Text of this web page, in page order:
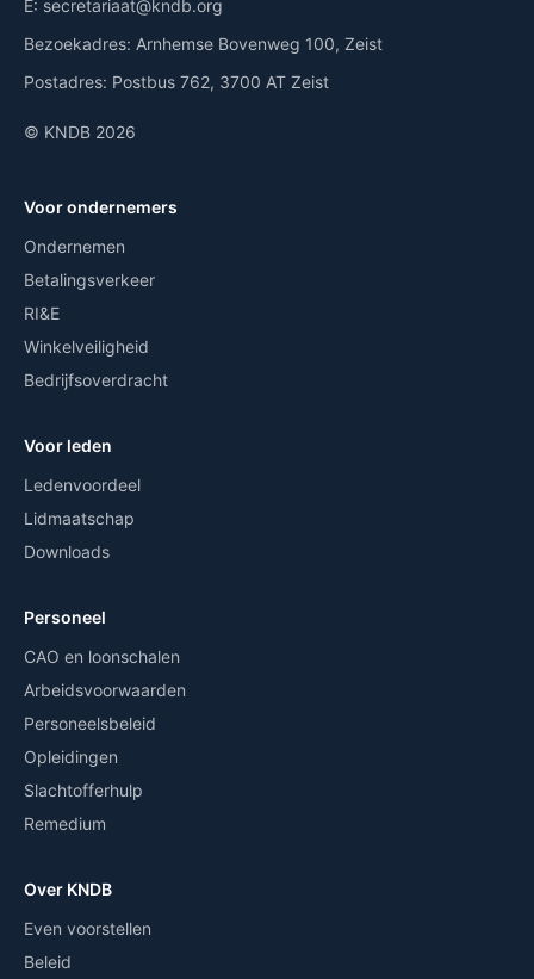
E: secretariaat@kndb.org
Bezoekadres: Arnhemse Bovenweg 100, Zeist
Postadres: Postbus 762, 3700 AT Zeist
© KNDB 2026
Voor ondernemers
Ondernemen
Betalingsverkeer
RI&E
Winkelveiligheid
Bedrijfsoverdracht
Voor leden
Ledenvoordeel
Lidmaatschap
Downloads
Personeel
CAO en loonschalen
Arbeidsvoorwaarden
Personeelsbeleid
Opleidingen
Slachtofferhulp
Remedium
Over KNDB
Even voorstellen
Beleid